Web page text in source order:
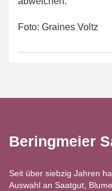
Foto: Graines Voltz
Beringmeier
Seit über siebzig Jahren
Auswahl an Saatgut,